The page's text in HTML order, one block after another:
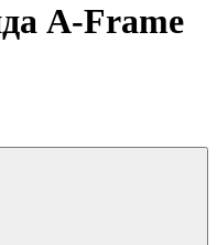
A-Frame